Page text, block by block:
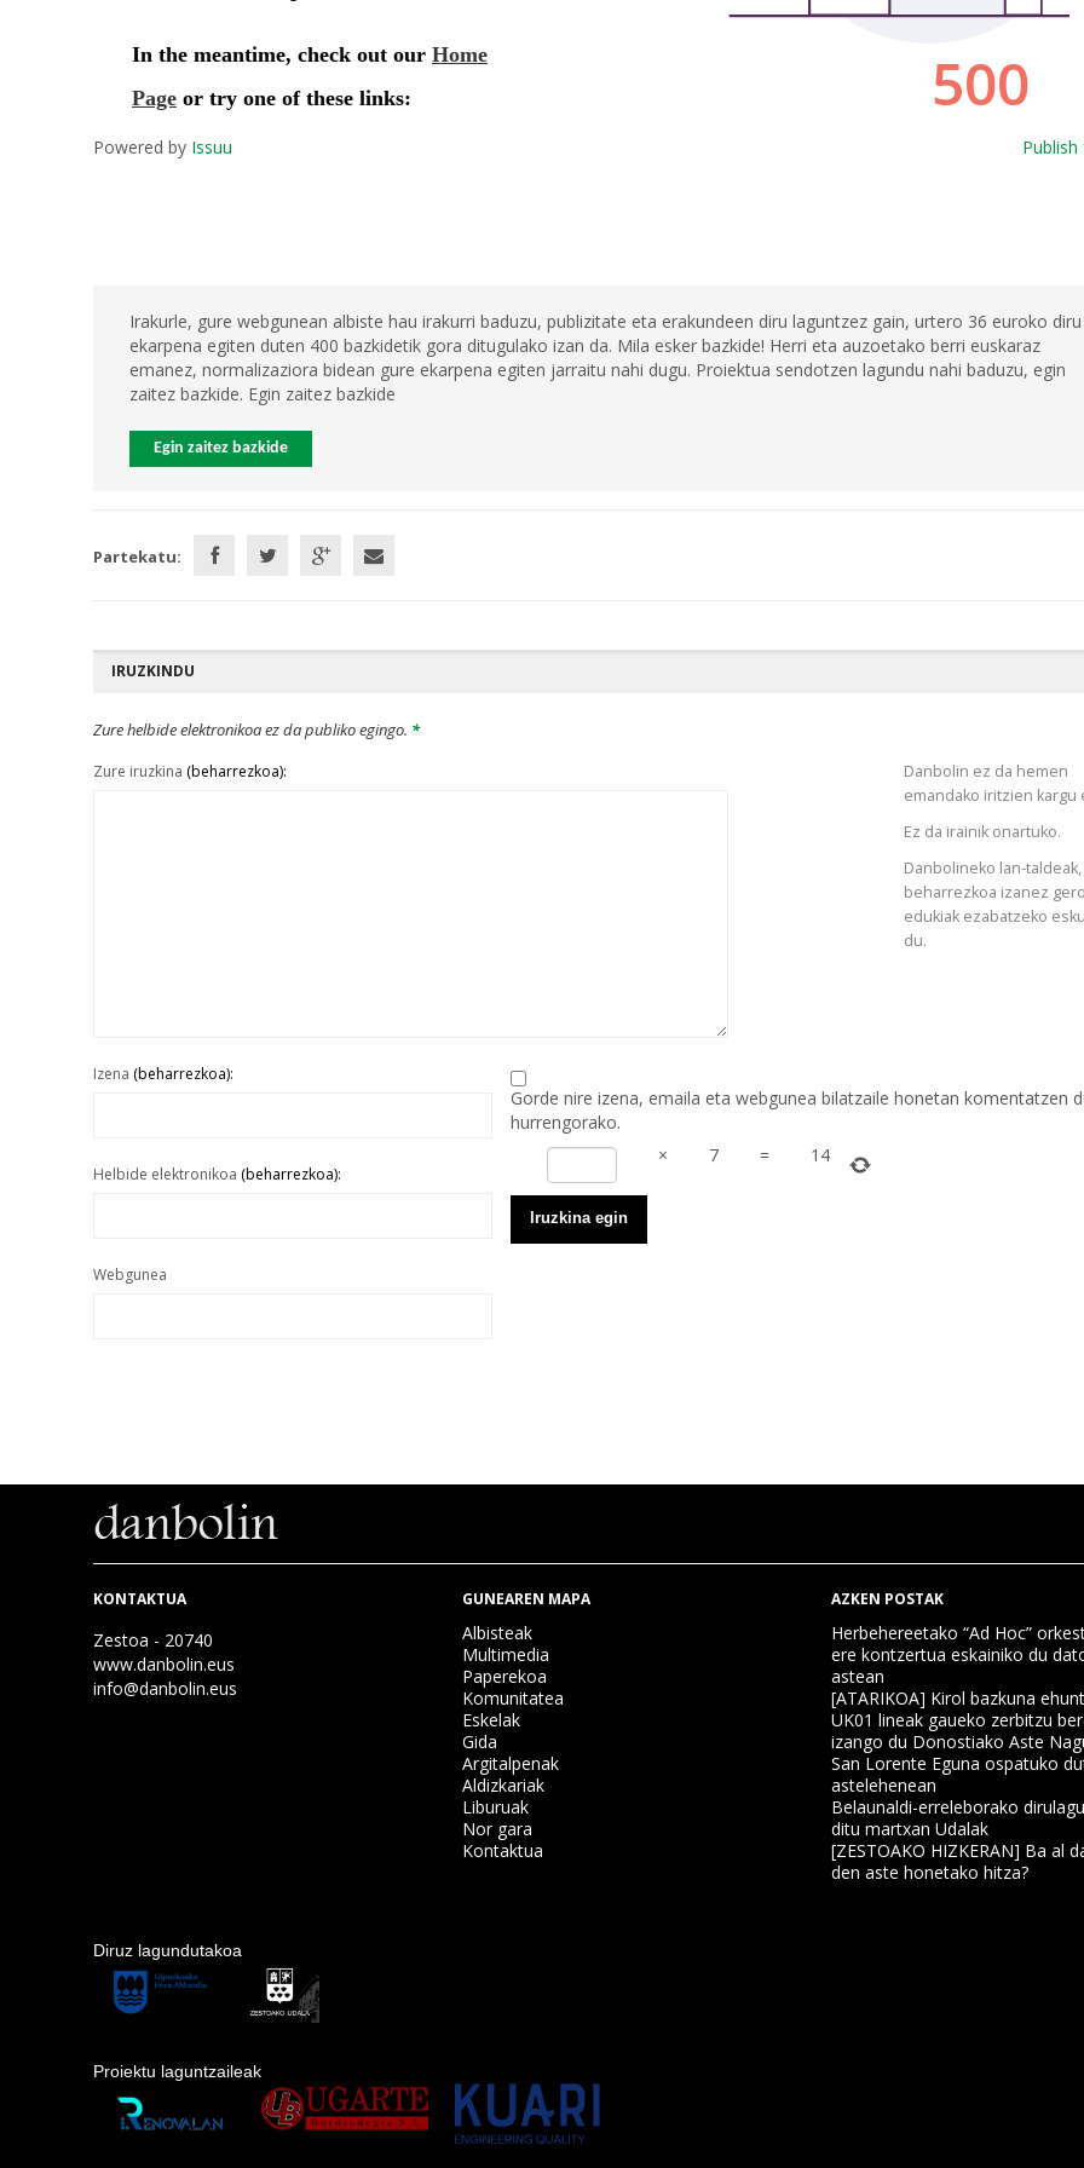
Powered by Issuu
Irakurle, gure webgunean albiste hau irakurri baduzu, publizitate eta erakundeen diru laguntzez gain, urtero 36 euroko diru
ekarpena egiten duten 400 bazkidetik gora ditugulako izan da. Mila esker bazkide! Herri eta auzoetako berri euskaraz
emanez, normalizaziora bidean gure ekarpena egiten jarraitu nahi dugu. Proiektua sendotzen lagundu nahi baduzu, egin
zaitez bazkide. Egin zaitez bazkide
Egin zaitez bazkide
Partekatu:
IRUZKINDU
Zure helbide elektronikoa ez da publiko egingo. *
Zure iruzkina (beharrezkoa):
Danbolin ez da hemen
emandako iritzien kargu
Ez da irainik onartuko.
Danbolineko lan-taldeak,
beharrezkoa izanez
edukiak ezabatzeko
du.
Izena (beharrezkoa):
Helbide elektronikoa (beharrezkoa):
Webgunea
Gorde nire izena, emaila eta webgunea bilatzaile honetan komentatzen
hurrengorako.
×
7 = 14
KONTAKTUA
Zestoa - 20740
www.danbolin.eus
info@danbolin.eus
GUNEAREN MAPA
Albisteak
Multimedia
Paperekoa
Komunitatea
Eskelak
Gida
Argitalpenak
Aldizkariak
Liburuak
Nor gara
Kontaktua
AZKEN POSTAK
Herbehereetako “Ad Hoc”
ere kontzertua eskainiko du
astean
[ATARIKOA] Kirol bazkuna
UK01 lineak gaueko zerbitzu
izango du Donostiako Aste
San Lorente Eguna ospatuko
astelehenean
Belaunaldi-erreleborako
ditu martxan Udalak
[ZESTOAKO HIZKERAN] Ba al
den aste honetako hitza?
Diruz lagundutakoa
Proiektu laguntzaileak